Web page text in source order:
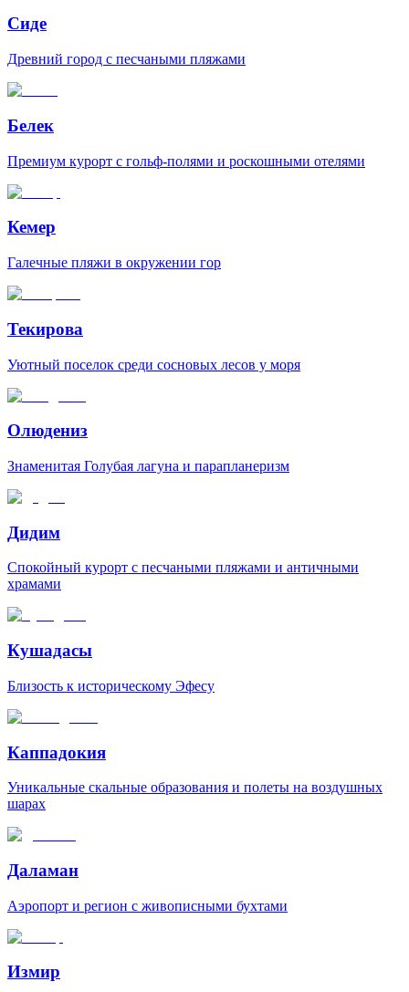
Сиде
Древний город с песчаными пляжами
Белек
Премиум курорт с гольф-полями и роскошными отелями
Кемер
Галечные пляжи в окружении гор
Текирова
Уютный поселок среди сосновых лесов у моря
Олюдениз
Знаменитая Голубая лагуна и парапланеризм
Дидим
Спокойный курорт с песчаными пляжами и античными
храмами
Кушадасы
Близость к историческому Эфесу
Каппадокия
Уникальные скальные образования и полеты на воздушных
шарах
Даламан
Аэропорт и регион с живописными бухтами
Измир